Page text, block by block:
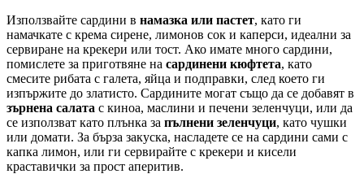
Използвайте сардини в намазка или пастет, като ги
намачкате с крема сирене, лимонов сок и каперси, идеални за
сервиране на крекери или тост. Ако имате много сардини,
помислете за приготвяне на сардинени кюфтета, като
смесите рибата с галета, яйца и подправки, след което ги
изпържите до златисто. Сардините могат също да се добавят в
зърнена салата с киноа, маслини и печени зеленчуци, или да
се използват като плънка за пълнени зеленчуци, като чушки
или домати. За бърза закуска, насладете се на сардини сами с
капка лимон, или ги сервирайте с крекери и кисели
краставички за прост аперитив.